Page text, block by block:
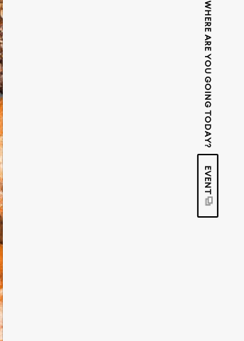
WHERE ARE YOU GOING TODAY?
EVENT